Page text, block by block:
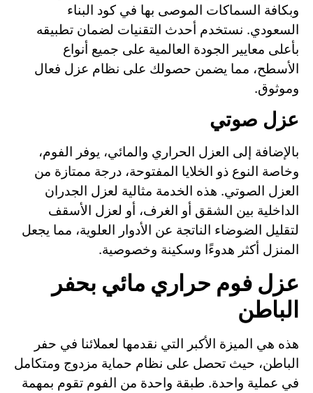
وبكافة السماكات الموصى بها في كود البناء
السعودي. نستخدم أحدث التقنيات لضمان تطبيقه
بأعلى معايير الجودة العالمية على جميع أنواع
الأسطح، مما يضمن حصولك على نظام عزل فعال
وموثوق.
عزل صوتي
بالإضافة إلى العزل الحراري والمائي، يوفر الفوم،
وخاصة النوع ذو الخلايا المفتوحة، درجة ممتازة من
العزل الصوتي. هذه الخدمة مثالية لعزل الجدران
الداخلية بين الشقق أو الغرف، أو لعزل الأسقف
لتقليل الضوضاء الناتجة عن الأدوار العلوية، مما يجعل
المنزل أكثر هدوءًا وسكينة وخصوصية.
عزل فوم حراري مائي بحفر
الباطن
هذه هي الميزة الأكبر التي نقدمها لعملائنا في حفر
الباطن، حيث تحصل على نظام حماية مزدوج ومتكامل
في عملية واحدة. طبقة واحدة من الفوم تقوم بمهمة